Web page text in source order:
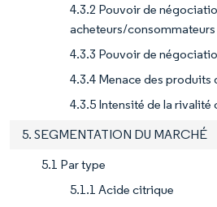
4.3.2 Pouvoir de
acheteurs/consommateurs
4.3.3 Pouvoir de
4.3.4 Menace des produits
4.3.5 Intensité de la rivalité
5. SEGMENTATION DU MARCHÉ
5.1 Par type
5.1.1 Acide citrique